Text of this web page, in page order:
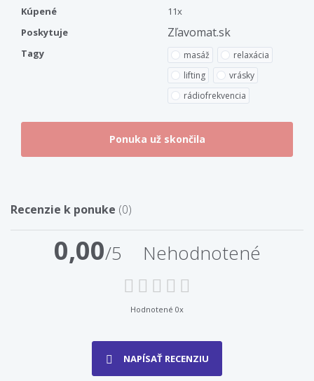
Kúpené
11x
Poskytuje
Zľavomat.sk
Tagy masáž
relaxácia
lifting
vrásky
rádiofrekvencia
Recenzie k ponuke (0)
0,00/5 Nehodnotené
Hodnotené 0x
NAPÍSAŤ RECENZIU